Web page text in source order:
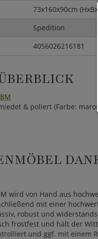
73x160x90cm
Spedition
4056026216181
& poliert (Farbe:
wird von Hand aus
mit einer
robust und
frostfest und hält der
und ggf. mit einem